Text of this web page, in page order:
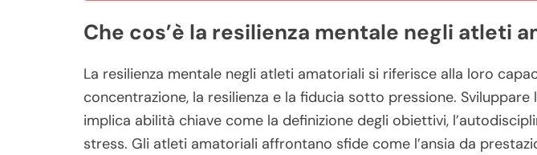
Che cos’è la resilienza mentale negli atleti
La resilienza mentale negli atleti amatoriali si riferisce alla loro
concentrazione, la resilienza e la fiducia sotto pressione. Sviluppare
implica abilità chiave come la definizione degli obiettivi,
stress. Gli atleti amatoriali affrontano sfide come l’ansia da